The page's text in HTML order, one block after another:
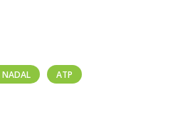
NADAL ATP